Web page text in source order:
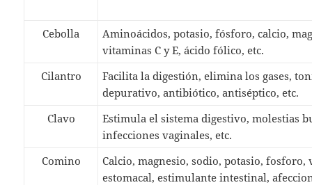
Cebolla
Aminoácidos, potasio, fósforo, calcio,
vitaminas C y E, ácido fólico, etc.
Cilantro
Facilita la digestión, elimina los gases,
depurativo, antibiótico, antiséptico, etc.
Clavo
Estimula el sistema digestivo, molestias
infecciones vaginales, etc.
Comino
Calcio, magnesio, sodio, potasio, fosforo,
estomacal, estimulante intestinal,